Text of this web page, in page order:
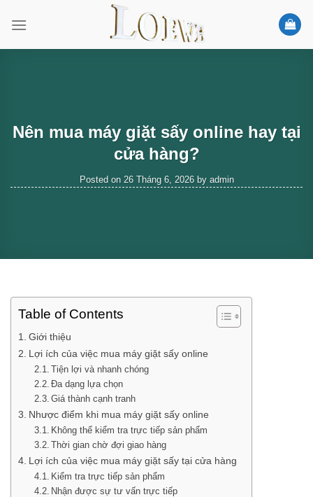
Nên mua máy giặt sấy online hay tại
cửa hàng?
Posted on 26 Tháng 6, 2026by admin
Table of Contents
Giới thiệu
Lợi ích của việc mua máy giặt sấy online
Tiện lợi và nhanh chóng
Đa dạng lựa chọn
Giá thành cạnh tranh
Nhược điểm khi mua máy giặt sấy online
Không thể kiểm tra trực tiếp sản phẩm
Thời gian chờ đợi giao hàng
Lợi ích của việc mua máy giặt sấy tại cửa hàng
Kiểm tra trực tiếp sản phẩm
Nhận được sự tư vấn trực tiếp